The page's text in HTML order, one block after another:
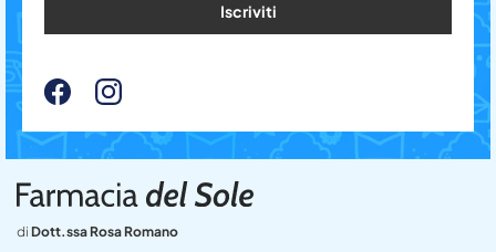
di Dott.ssa Rosa Romano
Iscriviti